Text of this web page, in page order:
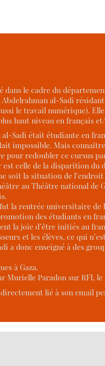
le cadre du
al-Sadi
le travail numérique). Elle
haut niveau en français
Sadi était étudiante en
impossible. Mais
redoubler ce cursus
est celle de la disparition
soit la situation de
au Théâtre national de
la rentrée universitaire
des étudiants en
la joie d’être initiés au
et les élèves, ce qui
a donc enseigné à des
à Gaza.
Murielle Paradon sur RFI, le
lié à son email